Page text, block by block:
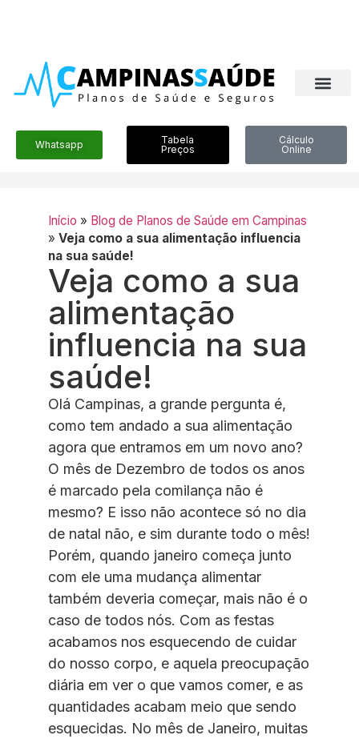
Whatsapp
Tabela
Preços
Cálculo
Online
Início » Blog de Planos de Saúde em Campinas
» Veja como a sua alimentação influencia
na sua saúde!
Veja como a sua
alimentação
influencia na sua
saúde!
Olá Campinas, a grande pergunta é,
como tem andado a sua alimentação
agora que entramos em um novo ano?
O mês de Dezembro de todos os anos
é marcado pela comilança não é
mesmo? E isso não acontece só no dia
de natal não, e sim durante todo o mês!
Porém, quando janeiro começa junto
com ele uma mudança alimentar
também deveria começar, mais não é o
caso de todos nós. Com as festas
acabamos nos esquecendo de cuidar
do nosso corpo, e aquela preocupação
diária em ver o que vamos comer, e as
quantidades acabam meio que sendo
esquecidas. No mês de Janeiro, muitas